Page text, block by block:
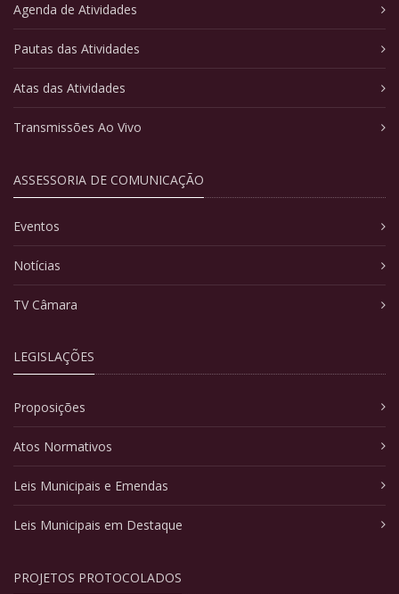
Agenda de Atividades
Pautas das Atividades
Atas das Atividades
Transmissões Ao Vivo
ASSESSORIA DE COMUNICAÇÃO
Eventos
Notícias
TV Câmara
LEGISLAÇÕES
Proposições
Atos Normativos
Leis Municipais e Emendas
Leis Municipais em Destaque
PROJETOS PROTOCOLADOS